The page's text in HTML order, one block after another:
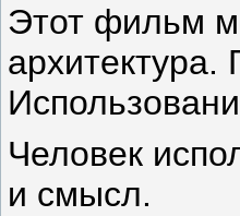
Этот фильм
архитектура.
Человек
и смысл.